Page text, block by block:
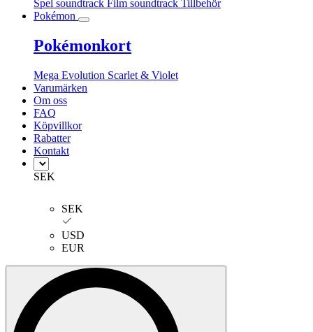
Spel soundtrack Film soundtrack Tillbehör
Pokémon
Pokémonkort
Mega Evolution Scarlet & Violet
Varumärken
Om oss
FAQ
Köpvillkor
Rabatter
Kontakt
SEK
SEK
USD
EUR